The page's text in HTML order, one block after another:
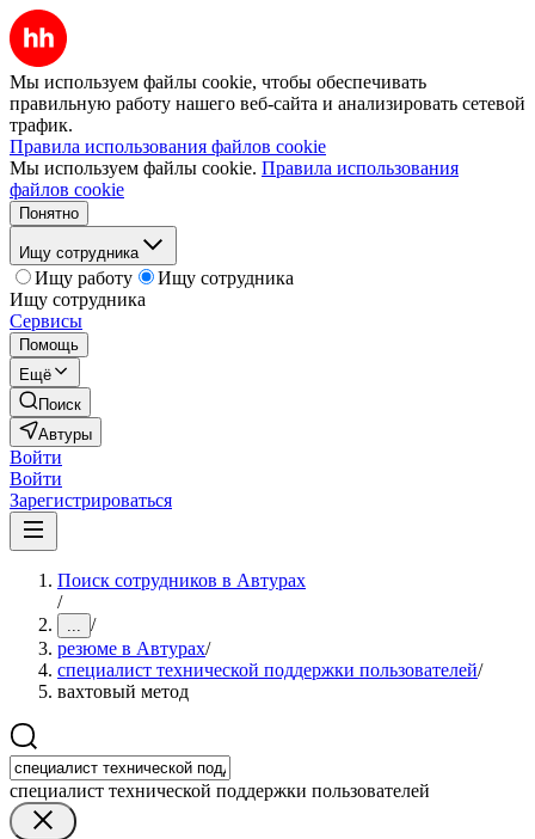
Мы используем файлы cookie, чтобы обеспечивать
правильную работу нашего веб-сайта и анализировать сетевой
трафик.
Правила использования файлов cookie
Мы используем файлы cookie. Правила использования
файлов cookie
Понятно
Ищу сотрудника
Ищу работу
Ищу сотрудника
Ищу сотрудника
Сервисы
Помощь
Ещё
Поиск
Автуры
Войти
Войти
Зарегистрироваться
Поиск сотрудников в Автурах
/
... /
резюме в Автурах/
специалист технической поддержки пользователей/
вахтовый метод
специалист технической поддержки пользователей